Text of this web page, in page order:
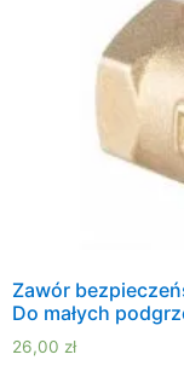
Zawór
Do małych
26,00 zł